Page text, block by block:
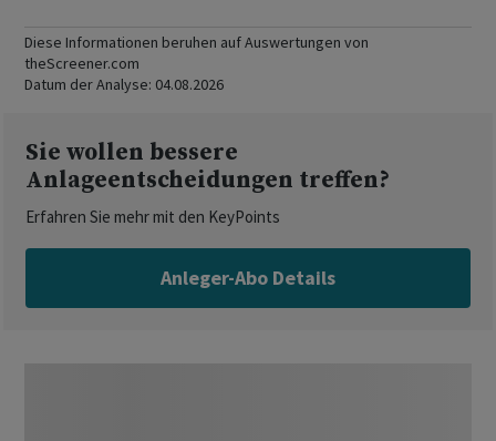
Diese Informationen beruhen auf Auswertungen von
theScreener.com
Datum der Analyse: 04.08.2026
Sie wollen bessere
Anlageentscheidungen treffen?
Erfahren Sie mehr mit den KeyPoints
Anleger-Abo Details